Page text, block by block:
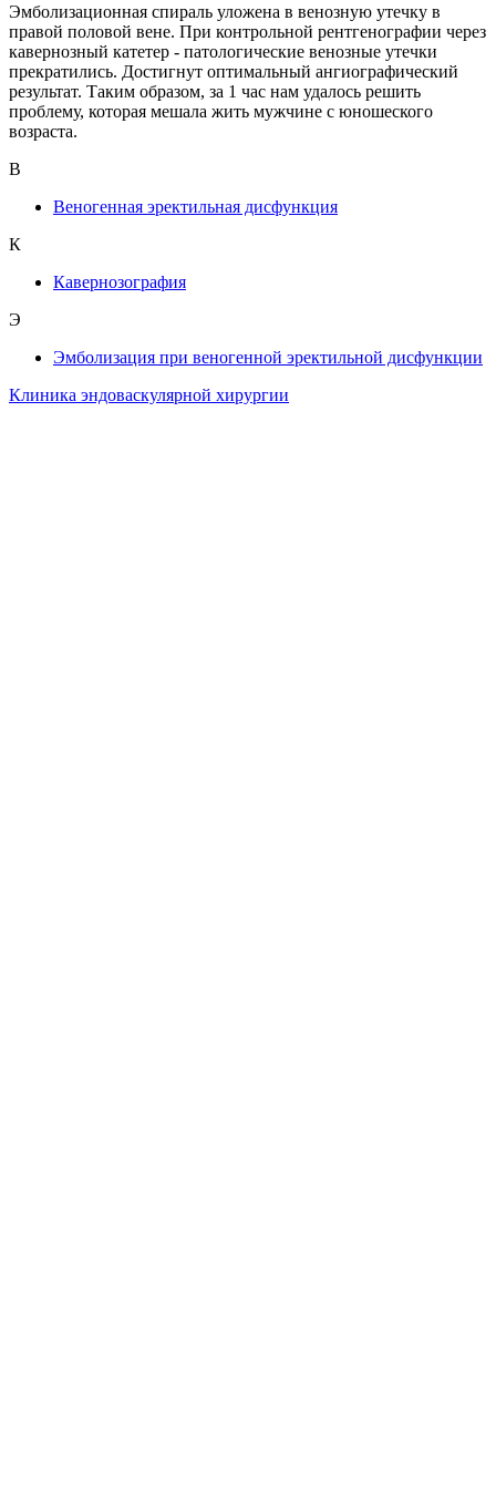
Эмболизационная спираль уложена в венозную утечку в
правой половой вене. При контрольной рентгенографии через
кавернозный катетер - патологические венозные утечки
прекратились. Достигнут оптимальный ангиографический
результат. Таким образом, за 1 час нам удалось решить
проблему, которая мешала жить мужчине с юношеского
возраста.
В
Веногенная эректильная дисфункция
К
Кавернозография
Э
Эмболизация при веногенной эректильной дисфункции
Клиника эндоваскулярной хирургии